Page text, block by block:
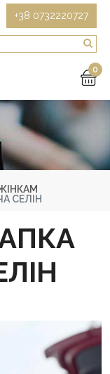
+38 0732220727
0
СЕЛІН